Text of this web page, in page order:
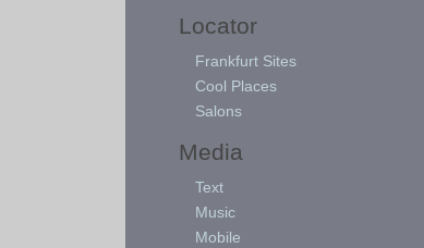
Locator
Frankfurt Sites
Cool Places
Salons
Media
Text
Music
Mobile